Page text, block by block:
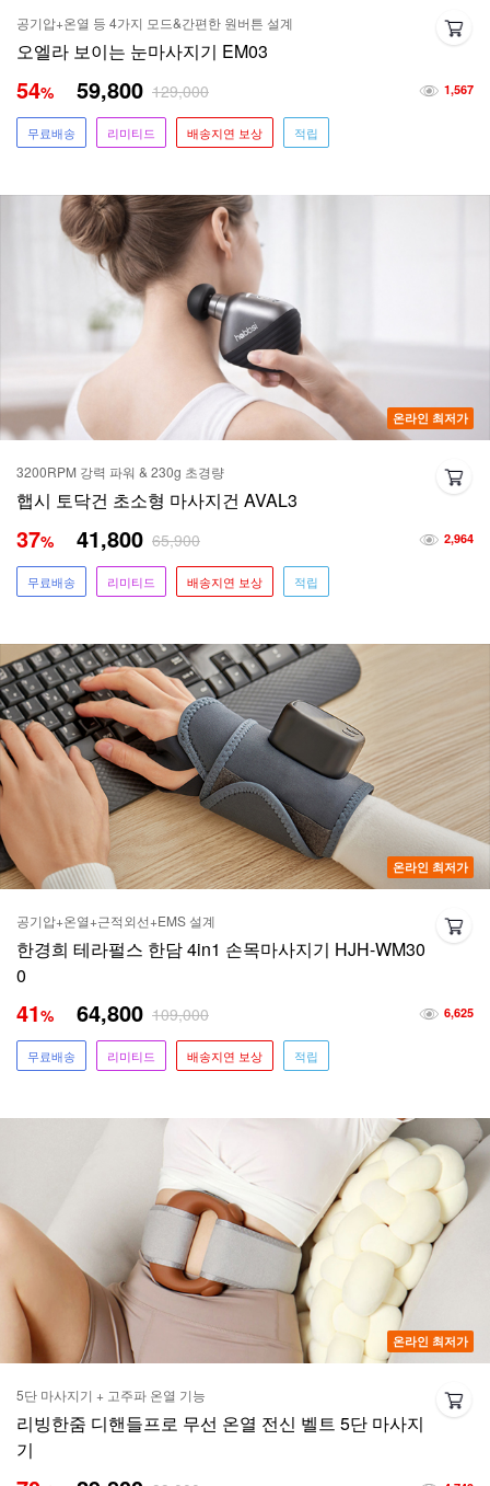
공기압+온열 등 4가지 모드&간편한 원버튼 설계
오엘라 보이는 눈마사지기 EM03
1,567
54% 59,800 129,000
무료배송 리미티드 배송지연 보상 적립
온라인 최저가
3200RPM 강력 파워 & 230g 초경량
햅시 토닥건 초소형 마사지건 AVAL3
2,964
37% 41,800 65,900
무료배송 리미티드 배송지연 보상 적립
온라인 최저가
공기압+온열+근적외선+EMS 설계
한경희 테라펄스 한담 4in1 손목마사지기 HJH-WM30
0
6,625
41% 64,800 109,000
무료배송 리미티드 배송지연 보상 적립
온라인 최저가
5단 마사지기 + 고주파 온열 기능
리빙한줌 디핸들프로 무선 온열 전신 벨트 5단 마사지
기